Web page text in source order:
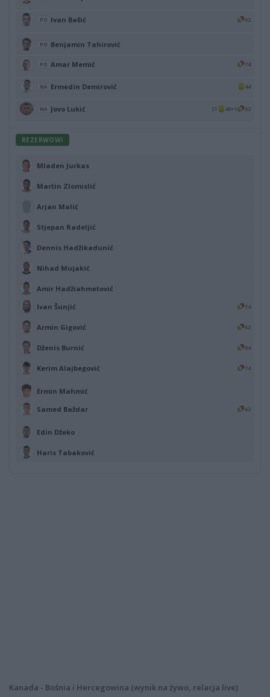
PO Ivan Bašić 62
PO Benjamin Tahirović
PO Amar Memić 74
NA Ermedin Demirović 44
NA Jovo Lukić 21 45+1 62
REZERWOWI
Mladen Jurkas
Martin Zlomislić
Arjan Malić
Stjepan Radeljić
Dennis Hadžikadunić
Nihad Mujakić
Amir Hadžiahmetović
Ivan Šunjić 74
Armin Gigović 62
Dženis Burnić 84
Kerim Alajbegović 74
Ermin Mahmić
Samed Baždar 62
Edin Džeko
Haris Tabaković
Kanada - Bośnia i Hercegowina (wynik na żywo, relacja live)